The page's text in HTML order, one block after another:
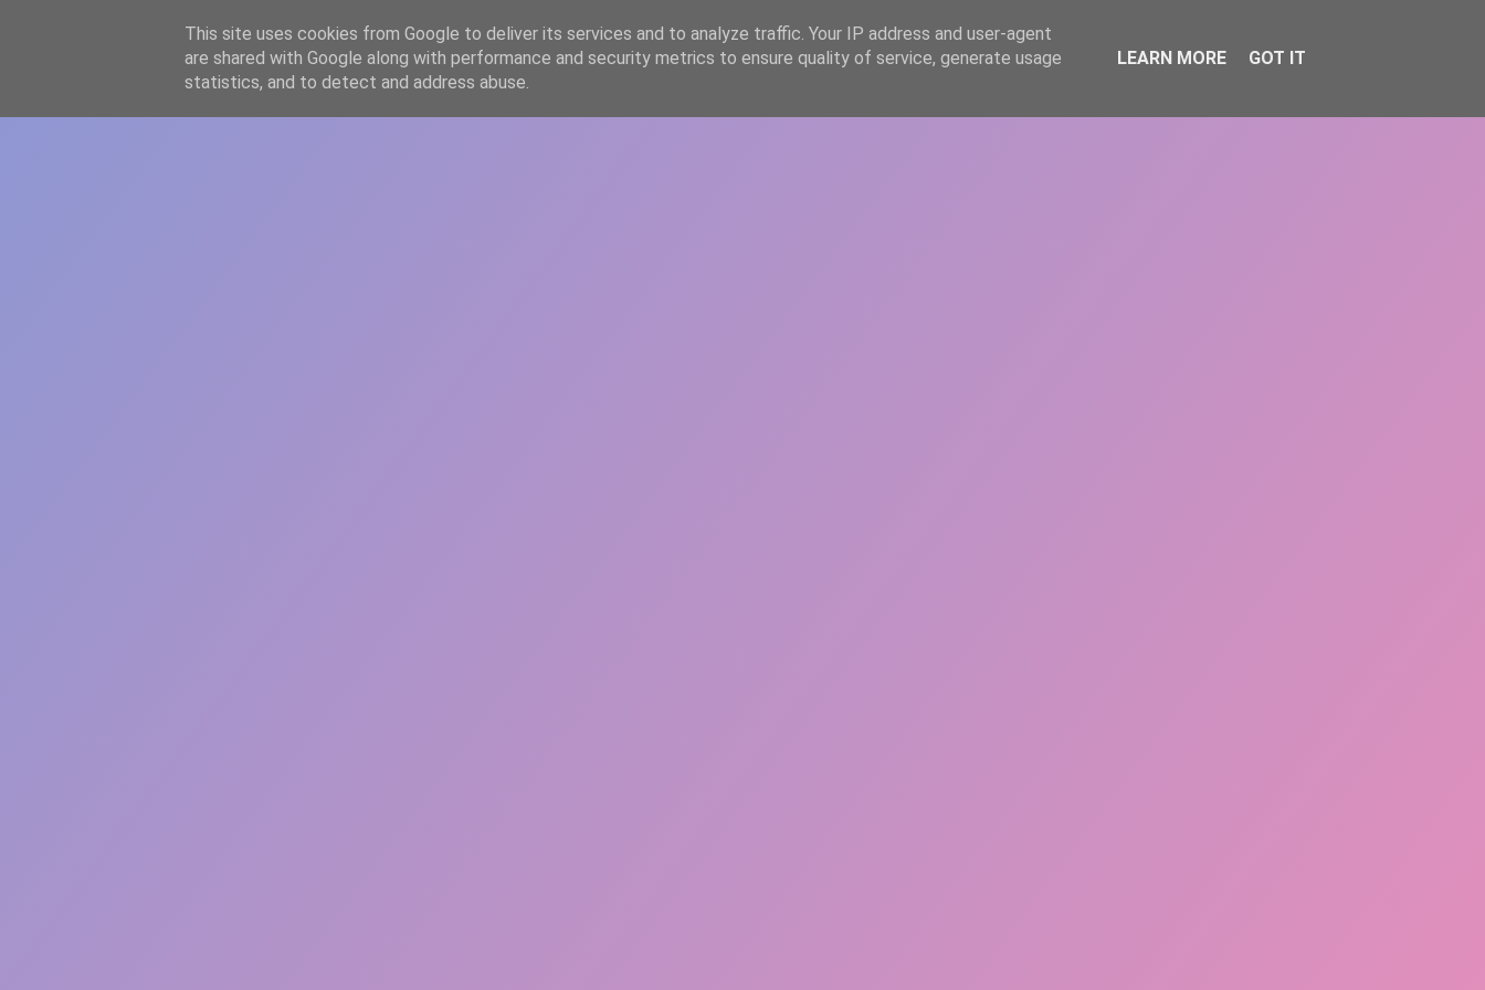
WWW.GAZISTI.RO HOME ARTICOLE DESPRE ECHIPĂ REPERE DONEAZĂ ARTICOLE CONTACT
This site uses cookies from Google to deliver its services and to analyze traffic. Your IP address and user-agent
are shared with Google along with performance and security metrics to ensure quality of service, generate usage
statistics, and to detect and address abuse.
LEARN MORE GOT IT